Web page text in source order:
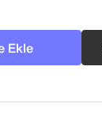
Ekle